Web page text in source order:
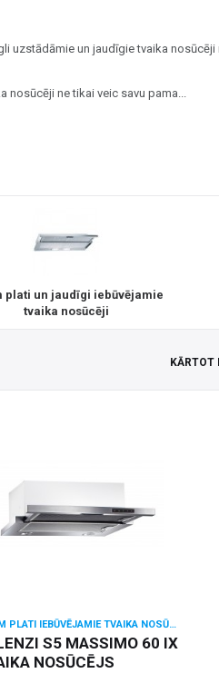
uzstādāmie un jaudīgie tvaika
nosūcēji ne tikai veic savu pama...
plati un jaudīgi iebūvējamie
tvaika nosūcēji
KĀRTOT
60 CM PLATI IEBŪVĒJAMIE TVAIKA NOSŪCĒJI
S5 MASSIMO 60 IX
NOSŪCĒJS